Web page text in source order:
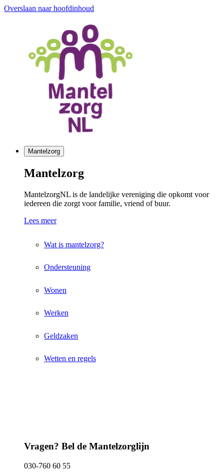
Overslaan naar hoofdinhoud
Mantelzorg
Mantelzorg
MantelzorgNL is de landelijke vereniging die opkomt voor
iedereen die zorgt voor familie, vriend of buur.
Lees meer
Wat is mantelzorg?
Ondersteuning
Wonen
Werken
Geldzaken
Wetten en regels
Vragen? Bel de Mantelzorglijn
030-760 60 55